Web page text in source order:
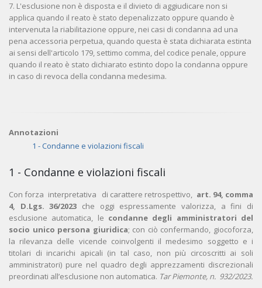
7. L'esclusione non è disposta e il divieto di aggiudicare non si
applica quando il reato è stato depenalizzato oppure quando è
intervenuta la riabilitazione oppure, nei casi di condanna ad una
pena accessoria perpetua, quando questa è stata dichiarata estinta
ai sensi dell'articolo 179, settimo comma, del codice penale, oppure
quando il reato è stato dichiarato estinto dopo la condanna oppure
in caso di revoca della condanna medesima.
Annotazioni
1 - Condanne e violazioni fiscali
1 - Condanne e violazioni fiscali
Con forza interpretativa di carattere retrospettivo, art. 94, comma
4, D.Lgs. 36/2023 che oggi espressamente valorizza, a fini di
esclusione automatica, le condanne degli amministratori del
socio unico persona giuridica; con ciò confermando, giocoforza,
la rilevanza delle vicende coinvolgenti il medesimo soggetto e i
titolari di incarichi apicali (in tal caso, non più circoscritti ai soli
amministratori) pure nel quadro degli apprezzamenti discrezionali
preordinati all’esclusione non automatica. Tar Piemonte, n. 932/2023.